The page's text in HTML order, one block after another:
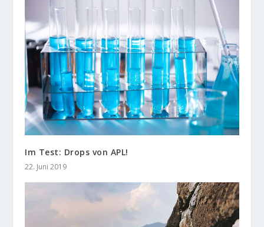
Im Test: Drops von APL!
22. Juni 2019